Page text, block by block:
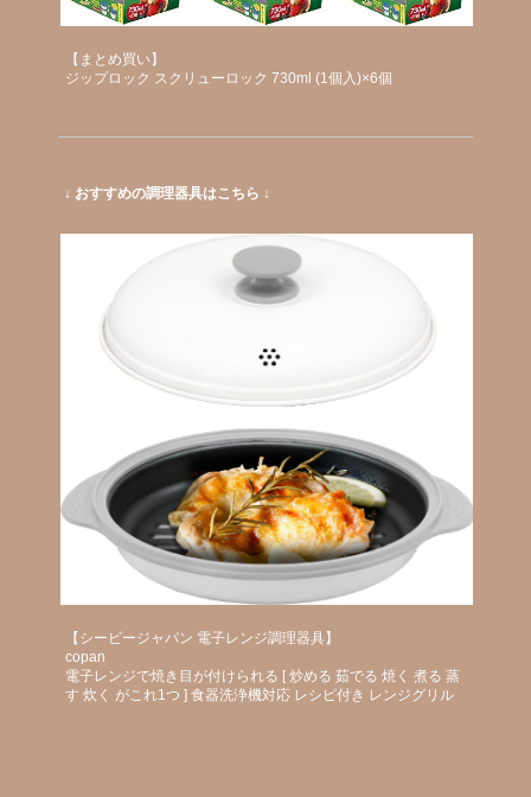
【まとめ買い】
ジップロック スクリューロック 730ml (1個入)×6個
↓ おすすめの調理器具はこちら ↓
【シービージャパン 電子レンジ調理器具】
copan
電子レンジで焼き目が付けられる [ 炒める 茹でる 焼く 煮る 蒸
す 炊く がこれ1つ ] 食器洗浄機対応 レシピ付き レンジグリル